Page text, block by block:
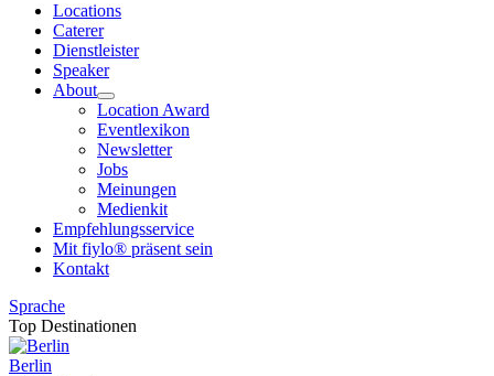
Locations
Caterer
Dienstleister
Speaker
About
Location Award
Eventlexikon
Newsletter
Jobs
Meinungen
Medienkit
Empfehlungsservice
Mit fiylo® präsent sein
Kontakt
Sprache
Top Destinationen
Berlin